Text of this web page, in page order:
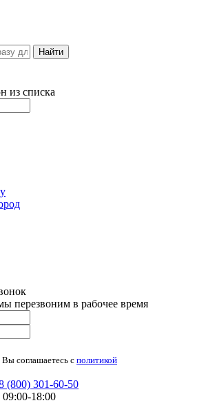
из списка
перезвоним в рабочее время
соглашаетесь с политикой
(800) 301-60-50
18:00